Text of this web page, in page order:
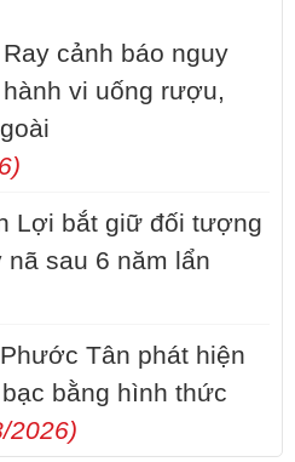
cảnh báo nguy
vi uống rượu,
Lợi bắt giữ đối tượng
sau 6 năm lẩn
Tân phát hiện
bằng hình thức
2026)